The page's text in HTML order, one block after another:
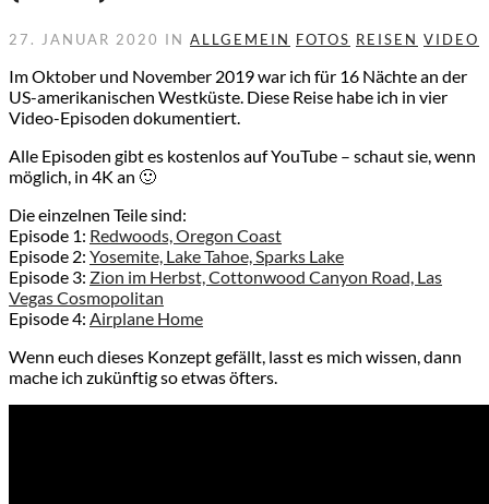
27. JANUAR 2020 IN ALLGEMEIN FOTOS REISEN VIDEO
Im Oktober und November 2019 war ich für 16 Nächte an der
US-amerikanischen Westküste. Diese Reise habe ich in vier
Video-Episoden dokumentiert.
Alle Episoden gibt es kostenlos auf YouTube – schaut sie, wenn
möglich, in 4K an 🙂
Die einzelnen Teile sind:
Episode 1: Redwoods, Oregon Coast
Episode 2: Yosemite, Lake Tahoe, Sparks Lake
Episode 3: Zion im Herbst, Cottonwood Canyon Road, Las
Vegas Cosmopolitan
Episode 4: Airplane Home
Wenn euch dieses Konzept gefällt, lasst es mich wissen, dann
mache ich zukünftig so etwas öfters.